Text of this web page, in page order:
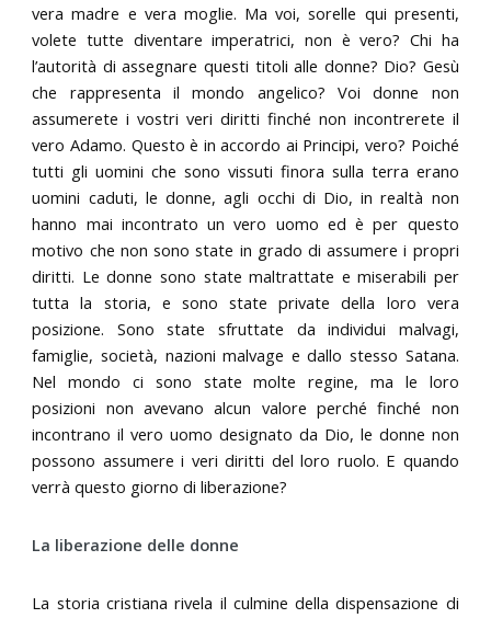
vera madre e vera moglie. Ma voi, sorelle qui presenti,
volete tutte diventare imperatrici, non è vero? Chi ha
l’autorità di assegnare questi titoli alle donne? Dio? Gesù
che rappresenta il mondo angelico? Voi donne non
assumerete i vostri veri diritti finché non incontrerete il
vero Adamo. Questo è in accordo ai Principi, vero? Poiché
tutti gli uomini che sono vissuti finora sulla terra erano
uomini caduti, le donne, agli occhi di Dio, in realtà non
hanno mai incontrato un vero uomo ed è per questo
motivo che non sono state in grado di assumere i propri
diritti. Le donne sono state maltrattate e miserabili per
tutta la storia, e sono state private della loro vera
posizione. Sono state sfruttate da individui malvagi,
famiglie, società, nazioni malvage e dallo stesso Satana.
Nel mondo ci sono state molte regine, ma le loro
posizioni non avevano alcun valore perché finché non
incontrano il vero uomo designato da Dio, le donne non
possono assumere i veri diritti del loro ruolo. E quando
verrà questo giorno di liberazione?
La liberazione delle donne
La storia cristiana rivela il culmine della dispensazione di